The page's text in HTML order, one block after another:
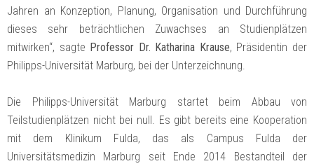
Jahren an Konzeption, Planung, Organisation und Durchführung
dieses sehr beträchtlichen Zuwachses an Studienplätzen
mitwirken“, sagte Professor Dr. Katharina Krause, Präsidentin der
Philipps-Universität Marburg, bei der Unterzeichnung.
Die Philipps-Universität Marburg startet beim Abbau von
Teilstudienplätzen nicht bei null. Es gibt bereits eine Kooperation
mit dem Klinikum Fulda, das als Campus Fulda der
Universitätsmedizin Marburg seit Ende 2014 Bestandteil der